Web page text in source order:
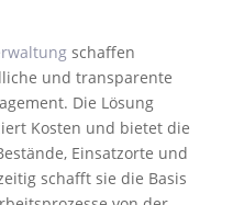
schaffen
und transparente
Die Lösung
Kosten und bietet die
Einsatzorte und
schafft sie die Basis